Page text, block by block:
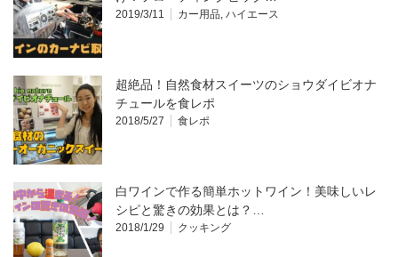
2019/3/11 カー用品 ハイエース
超絶品！自然食材スイーツのショウダイビオナ
チュールを食レポ
2018/5/27 食レポ
白ワインで作る簡単ホットワイン！美味しいレ
シピと驚きの効果とは？…
2018/1/29 クッキング